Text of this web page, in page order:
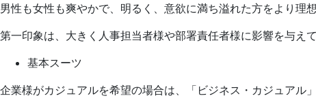
男性も女性も爽やかで、明るく、意欲に満ち溢れた方をより理
第一印象は、大きく人事担当者様や部署責任者様に影響を与え
基本スーツ
企業様がカジュアルを希望の場合は、「ビジネス・カジュアル